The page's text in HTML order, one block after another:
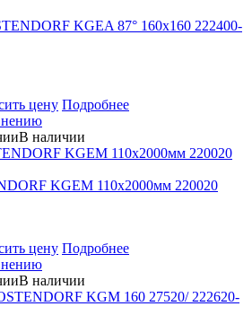
KGEA 87° 160x160 222400-
цену Подробнее
В наличии
KGEM 110х2000мм 220020
цену Подробнее
В наличии